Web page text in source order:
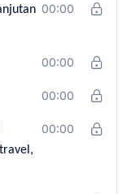
00:00
00:00
00:00
00:00